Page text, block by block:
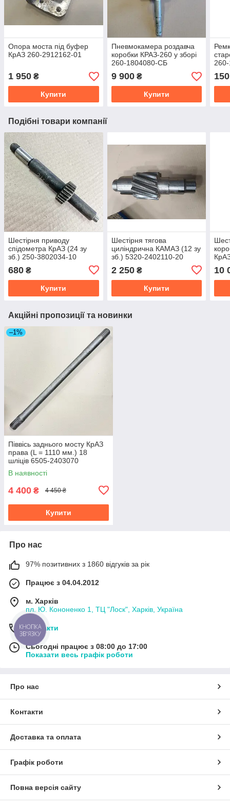
Опора моста під буфер
КрАЗ 260-2912162-01
1 950 ₴
Купити
Пневмокамера роздавча
коробки КРАЗ-260 у зборі
260-1804080-СБ
9 900₴
Купити
150
Подібні товари компанії
Шестірня приводу
спідометра КрАЗ (24 зу
зб.) 250-3802034-10
680 ₴
Купити
Шестірня тягова
циліндрична КАМАЗ (12 зу
зб.) 5320-2402110-20
2 250₴
Купити
10
Акційні пропозиції та новинки
–1%
Піввісь заднього мосту КрАЗ
права (L = 1110 мм.) 18
шліців 6505-2403070
В наявності
4 400 ₴ 4 450 ₴
Купити
Про нас
97% позитивних з 1860 відгуків за рік
Працює з 04.04.2012
м. Харків
пл. Ю. Кононенко 1, ТЦ "Лоск", Харків, Україна
Контакти
Сьогодні працює з 08:00 до 17:00
Показати весь графік роботи
Про нас
Контакти
Доставка та оплата
Графік роботи
Повна версія сайту
КНОПКА
ЗВ'ЯЗКУ